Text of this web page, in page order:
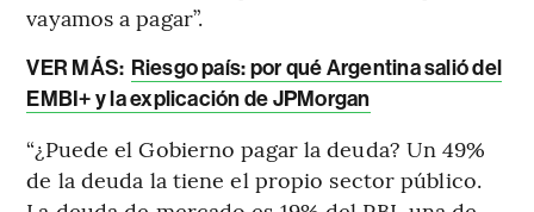
vayamos a pagar”.
VER MÁS: Riesgo país: por qué Argentina salió del
EMBI+ y la explicación de JPMorgan
“¿Puede el Gobierno pagar la deuda? Un 49%
de la deuda la tiene el propio sector público.